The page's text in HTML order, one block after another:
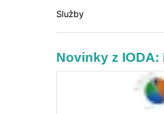
Služby
Novinky z